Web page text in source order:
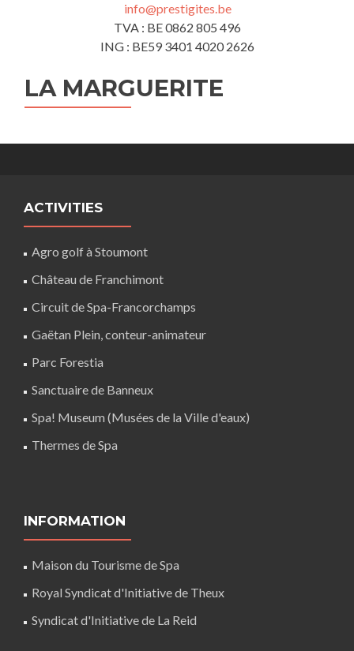
info@prestigites.be
TVA : BE 0862 805 496
ING : BE59 3401 4020 2626
LA MARGUERITE
ACTIVITIES
Agro golf à Stoumont
Château de Franchimont
Circuit de Spa-Francorchamps
Gaëtan Plein, conteur-animateur
Parc Forestia
Sanctuaire de Banneux
Spa! Museum (Musées de la Ville d'eaux)
Thermes de Spa
INFORMATION
Maison du Tourisme de Spa
Royal Syndicat d'Initiative de Theux
Syndicat d'Initiative de La Reid